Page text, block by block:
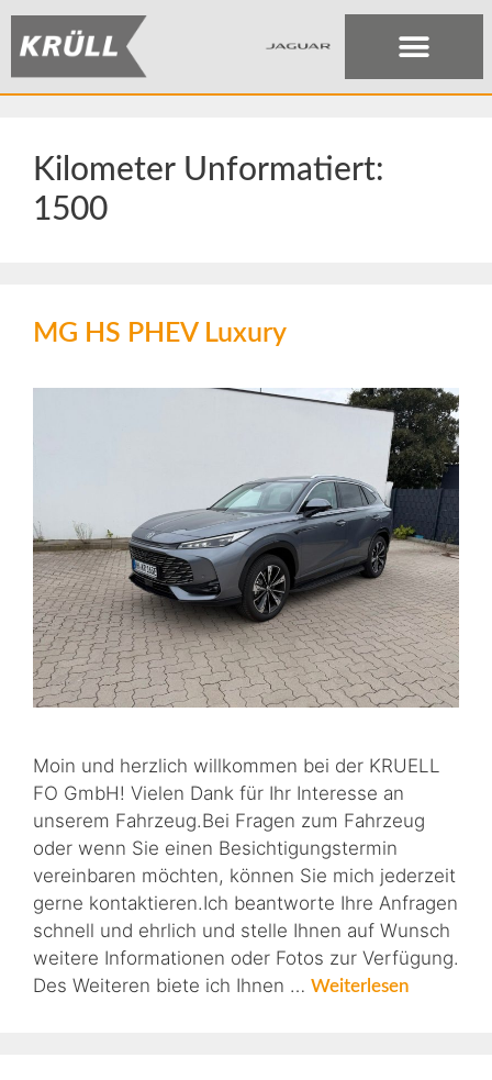
Kilometer Unformatiert:
1500
MG HS PHEV Luxury
Moin und herzlich willkommen bei der KRUELL
FO GmbH! Vielen Dank für Ihr Interesse an
unserem Fahrzeug.Bei Fragen zum Fahrzeug
oder wenn Sie einen Besichtigungstermin
vereinbaren möchten, können Sie mich jederzeit
gerne kontaktieren.Ich beantworte Ihre Anfragen
schnell und ehrlich und stelle Ihnen auf Wunsch
weitere Informationen oder Fotos zur Verfügung.
Des Weiteren biete ich Ihnen … Weiterlesen